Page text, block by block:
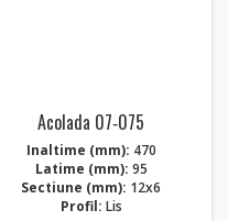
Acolada 07‑075
Inaltime (mm): 470
Latime (mm): 95
Sectiune (mm): 12x6
Profil: Lis